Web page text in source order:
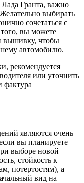
Гранта, важно
выбирать
сочетаться с
вы можете
вышивку, чтобы
автомобилю.
рекомендуется
или уточнить
фактура
являются очень
вы планируете
выборе новой
стойкость к
потертостям), а
вид на